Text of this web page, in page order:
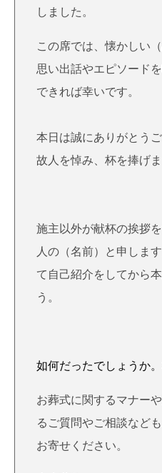
しました。
この席では、懐かしい
思い出話やエピソード
できれば幸いです。
本日は誠にありがとう
故人を悼み、杯を捧げま
施主以外が献杯の挨拶
人の（名前）と申しま
て自己紹介をしてから
う。
如何だったでしょうか
お葬式に関するマナー
るご質問やご相談など
お寄せください。